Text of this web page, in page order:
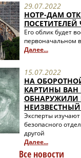
29.07.2022
НОТР-ДАМ
ПОСЕТИТЕЛЕЙ
Его облик будет
первоначальном
Далее...
15.07.2022
НА
КАРТИНЫ ВАН
ОБНАРУЖИЛИ
НЕИЗВЕСТНЫЙ
Эксперты
безопасного
другой
Далее...
Все новости